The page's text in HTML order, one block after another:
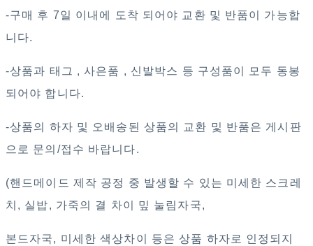
-구매 후 7일 이내에 도착 되어야 교환 및 반품이 가능합
니다.
-상품과 태그 , 사은품 , 신발박스 등 구성품이 모두 동봉
되어야 합니다.
-상품의 하자 및 오배송된 상품의 교환 및 반품은 게시판
으로 문의/접수 바랍니다.
(핸드메이드 제작 공정 중 발생할 수 있는 미세한 스크레
치, 실밥, 가죽의 결 차이 밒 눌림자국,
본드자국, 미세한 색상차이 등은 상품 하자로 인정되지